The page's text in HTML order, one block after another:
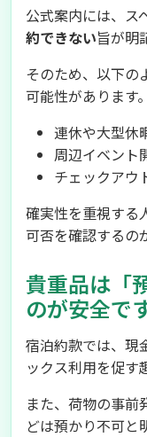
公式案内には、ス
約できない旨が明
そのため、以下の
可能性があります。
連休や大型休
周辺イベント
チェックアウ
確実性を重視する
可否を確認するの
貴重品は「
のが安全で
宿泊約款では、現
ックス利用を促す
また、荷物の事前
どは預かり不可と